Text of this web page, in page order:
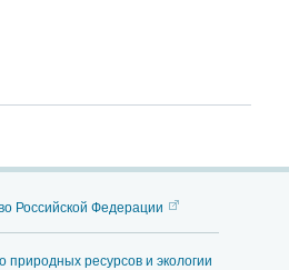
Российской Федерации
природных ресурсов и экологии